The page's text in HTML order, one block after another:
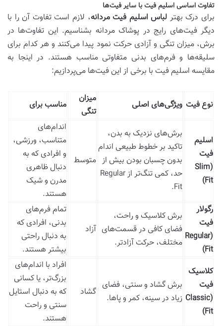
تفاوت اساسی اسلیم فیت با سایر فیت‌ها
برای درک بهتر لباس اسلیم فیت مردانه، لازم است تفاوت آن را با
دیگر فیت‌های رایج در پوشاک مردانه بشناسیم. این تفاوت‌ها در
برش، میزان تنگی و آزادی حرکت نمود پیدا می‌کنند و هر کدام برای
سلیقه‌ها و فرم‌های بدنی متفاوتی مناسب هستند. در اینجا به
مقایسه اسلیم فیت با برخی از این فیت‌ها می‌پردازیم:
نوع فیت ویژگی‌های اصلی
میزان
تنگی
مناسب برای
اسلیم
فیت
(Slim
Fit)
برش‌های نزدیک به بدن،
تاکید بر خطوط طبیعی اندام
بدون چسبان بودن بیش از
حد، کمی تنگ‌تر از Regular
Fit.
متوسط
اندام‌های
متناسب، ورزشی،
و افرادی که به
دنبال ظاهری
مدرن و شیک
هستند.
رگولار
فیت
(Regular
Fit)
برش کلاسیک و راحت،
فضای کافی در قسمت‌های
مختلف، حرکت آزادتر.
آزاد
تمام فرم‌های
بدنی، افرادی که
به دنبال راحتی
بیشتر هستند.
کلاسیک
فیت
(Classic
Fit)
برش گشاد و سنتی، فضای
زیاد در سینه، کمر و پاها.
گشاد
افراد با اندام‌های
بزرگ‌تر، یا کسانی
که به دنبال استایل
سنتی و راحت
هستند.